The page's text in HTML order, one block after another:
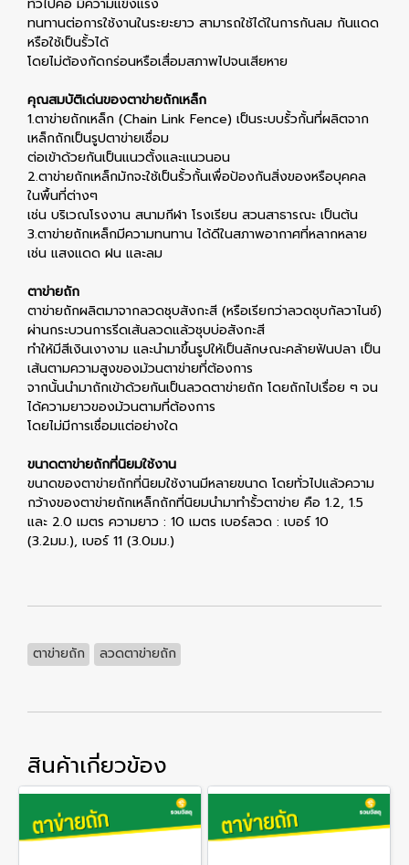
ทั่วไปคือ มีความแข็งแรง
ทนทานต่อการใช้งานในระยะยาว สามารถใช้ได้ในการกันลม กันแดด
หรือใช้เป็นรั้วได้
โดยไม่ต้องกัดกร่อนหรือเสื่อมสภาพไปจนเสียหาย
คุณสมบัติเด่นของตาข่ายถักเหล็ก
1.ตาข่ายถักเหล็ก (Chain Link Fence) เป็นระบบรั้วกั้นที่ผลิตจาก
เหล็กถักเป็นรูปตาข่ายเชื่อม
ต่อเข้าด้วยกันเป็นแนวตั้งและแนวนอน
2.ตาข่ายถักเหล็กมักจะใช้เป็นรั้วกั้นเพื่อป้องกันสิ่งของหรือบุคคล
ในพื้นที่ต่างๆ
เช่น บริเวณโรงงาน สนามกีฬา โรงเรียน สวนสาธารณะ เป็นต้น
3.ตาข่ายถักเหล็กมีความทนทาน ได้ดีในสภาพอากาศที่หลากหลาย
เช่น แสงแดด ฝน และลม
ตาข่ายถัก
ตาข่ายถักผลิตมาจากลวดชุบสังกะสี (หรือเรียกว่าลวดชุบกัลวาไนซ์)
ผ่านกระบวนการรีดเส้นลวดแล้วชุบบ่อสังกะสี
ทำให้มีสีเงินเงางาม และนำมาขึ้นรูปให้เป็นลักษณะคล้ายฟันปลา เป็น
เส้นตามความสูงของม้วนตาข่ายที่ต้องการ
จากนั้นนำมาถักเข้าด้วยกันเป็นลวดตาข่ายถัก โดยถักไปเรื่อย ๆ จน
ได้ความยาวของม้วนตามที่ต้องการ
โดยไม่มีการเชื่อมแต่อย่างใด
ขนาดตาข่ายถักที่นิยมใช้งาน
ขนาดของตาข่ายถักที่นิยมใช้งานมีหลายขนาด โดยทั่วไปแล้วความ
กว้างของตาข่ายถักเหล็กถักที่นิยมนำมาทำรั้วตาข่าย คือ 1.2, 1.5
และ 2.0 เมตร ความยาว : 10 เมตร เบอร์ลวด : เบอร์ 10
(3.2มม.), เบอร์ 11 (3.0มม.)
ตาข่ายถัก ลวดตาข่ายถัก
สินค้าเกี่ยวข้อง